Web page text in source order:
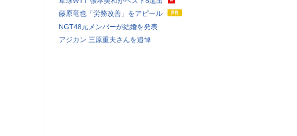
藤原竜也「労務改善」をアピール
NGT48元メンバーが結婚を発表
アジカン 三原重夫さんを追悼